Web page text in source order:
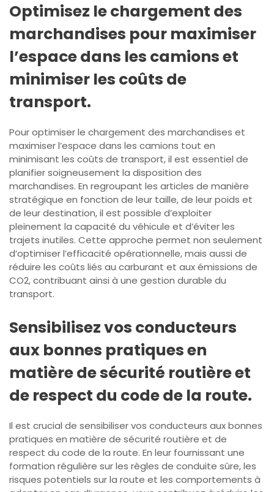
Optimisez le chargement des
marchandises pour maximiser
l’espace dans les camions et
minimiser les coûts de
transport.
Pour optimiser le chargement des marchandises et
maximiser l’espace dans les camions tout en
minimisant les coûts de transport, il est essentiel de
planifier soigneusement la disposition des
marchandises. En regroupant les articles de manière
stratégique en fonction de leur taille, de leur poids et
de leur destination, il est possible d’exploiter
pleinement la capacité du véhicule et d’éviter les
trajets inutiles. Cette approche permet non seulement
d’optimiser l’efficacité opérationnelle, mais aussi de
réduire les coûts liés au carburant et aux émissions de
CO2, contribuant ainsi à une gestion durable du
transport.
Sensibilisez vos conducteurs
aux bonnes pratiques en
matière de sécurité routière et
de respect du code de la route.
Il est crucial de sensibiliser vos conducteurs aux bonnes
pratiques en matière de sécurité routière et de
respect du code de la route. En leur fournissant une
formation régulière sur les règles de conduite sûre, les
risques potentiels sur la route et les comportements à